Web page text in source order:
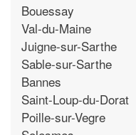
Bouessay
Val-du-Maine
Juigne-sur-Sarthe
Sable-sur-Sarthe
Bannes
Saint-Loup-du-Dorat
Poille-sur-Vegre